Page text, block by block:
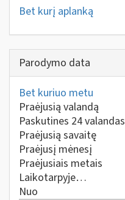
Bet kurį aplanką
Parodymo data
Bet kuriuo metu
Praėjusią valandą
Paskutines 24 valandas
Praėjusią savaitę
Praėjusį mėnesį
Praėjusiais metais
Laikotarpyje…
Nuo